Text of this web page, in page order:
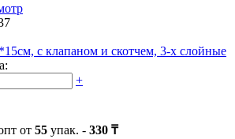
с клапаном и скотчем, 3-х слойные
+
от 55 упак. - 330 ₸